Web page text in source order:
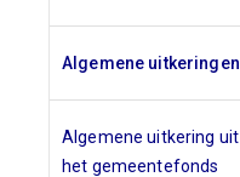
Algemene uitkeringen
Algemene uitkering uit
het gemeentefonds